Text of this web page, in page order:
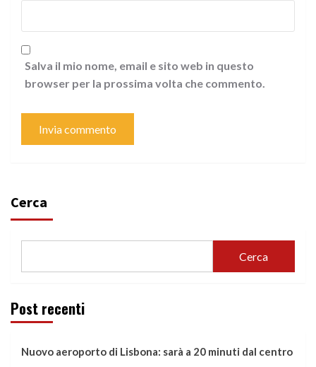
Salva il mio nome, email e sito web in questo
browser per la prossima volta che commento.
Cerca
Cerca
Post recenti
Nuovo aeroporto di Lisbona: sarà a 20 minuti dal centro